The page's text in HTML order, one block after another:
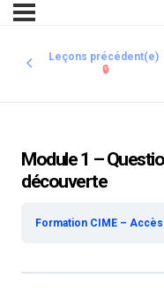
Leçons précédent(e)
🔒
Module 1 –
découverte
Formation CIME –